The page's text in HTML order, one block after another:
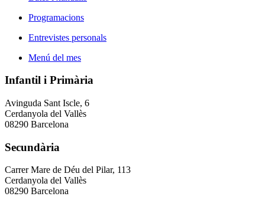
Programacions
Entrevistes personals
Menú del mes
Infantil i Primària
Avinguda Sant Iscle, 6
Cerdanyola del Vallès
08290 Barcelona
Secundària
Carrer Mare de Déu del Pilar, 113
Cerdanyola del Vallès
08290 Barcelona